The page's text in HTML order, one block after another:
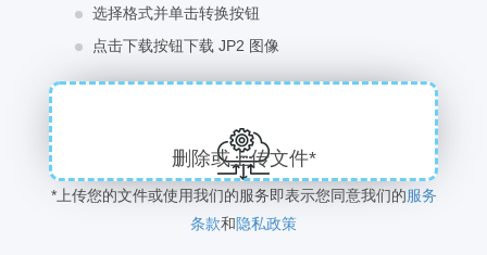
选择格式并单击转换按钮
点击下载按钮下载 JP2 图像
删除或上传文件*
*上传您的文件或使用我们的服务即表示您同意我们的服务
条款和隐私政策